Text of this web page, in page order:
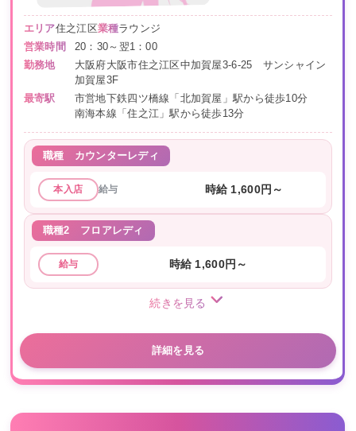
エリア住之江区業種ラウンジ
営業時間
20：30～翌1：00
勤務地
大阪府大阪市住之江区中加賀屋3-6-25 サンシャイン
加賀屋3F
最寄駅
市営地下鉄四ツ橋線「北加賀屋」駅から徒歩10分
南海本線「住之江」駅から徒歩13分
職種 カウンターレディ
本入店 給与 時給 1,600円～
職種2 フロアレディ
給与 時給 1,600円～
続きを見る
詳細を見る